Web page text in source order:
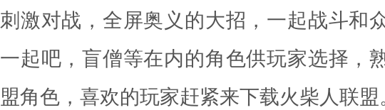
刺激对战，全屏奥义的大招，一起战斗和
一起吧，盲僧等在内的角色供玩家选择，
盟角色，喜欢的玩家赶紧来下载火柴人联盟。